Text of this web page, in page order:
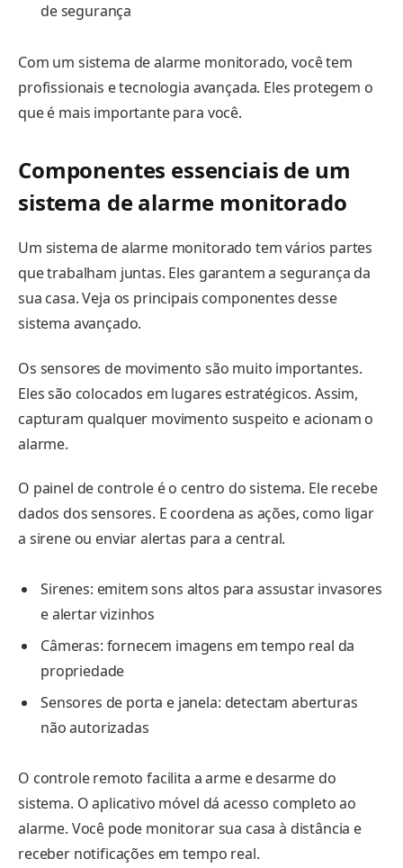
de segurança
Com um sistema de alarme monitorado, você tem
profissionais e tecnologia avançada. Eles protegem o
que é mais importante para você.
Componentes essenciais de um
sistema de alarme monitorado
Um sistema de alarme monitorado tem vários partes
que trabalham juntas. Eles garantem a segurança da
sua casa. Veja os principais componentes desse
sistema avançado.
Os sensores de movimento são muito importantes.
Eles são colocados em lugares estratégicos. Assim,
capturam qualquer movimento suspeito e acionam o
alarme.
O painel de controle é o centro do sistema. Ele recebe
dados dos sensores. E coordena as ações, como ligar
a sirene ou enviar alertas para a central.
Sirenes: emitem sons altos para assustar invasores
e alertar vizinhos
Câmeras: fornecem imagens em tempo real da
propriedade
Sensores de porta e janela: detectam aberturas
não autorizadas
O controle remoto facilita a arme e desarme do
sistema. O aplicativo móvel dá acesso completo ao
alarme. Você pode monitorar sua casa à distância e
receber notificações em tempo real.